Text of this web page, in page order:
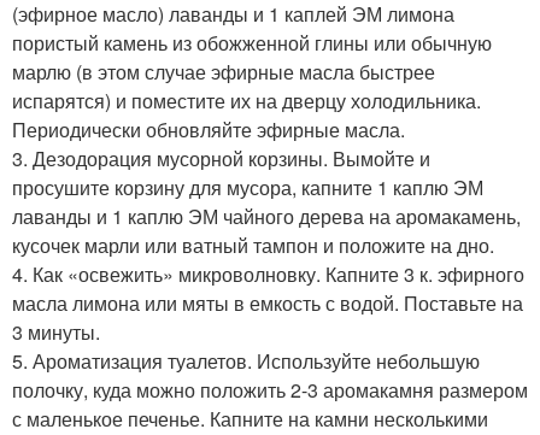
(эфирное масло) лаванды и 1 каплей ЭМ лимона
пористый камень из обожженной глины или обычную
марлю (в этом случае эфирные масла быстрее
испарятся) и поместите их на дверцу холодильника.
Периодически обновляйте эфирные масла.
3. Дезодорация мусорной корзины. Вымойте и
просушите корзину для мусора, капните 1 каплю ЭМ
лаванды и 1 каплю ЭМ чайного дерева на аромакамень,
кусочек марли или ватный тампон и положите на дно.
4. Как «освежить» микроволновку. Капните 3 к. эфирного
масла лимона или мяты в емкость с водой. Поставьте на
3 минуты.
5. Ароматизация туалетов. Используйте небольшую
полочку, куда можно положить 2-3 аромакамня размером
с маленькое печенье. Капните на камни несколькими